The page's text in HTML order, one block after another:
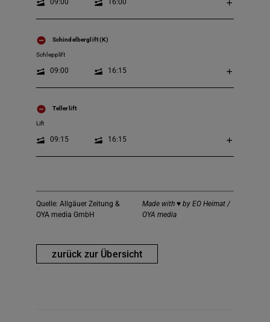
09:00 16:00
Schindelberglift (K)
Schlepplift
09:00 16:15
Tellerlift
Lift
09:15 16:15
Quelle: Allgäuer Zeitung &
OYA media GmbH
Made with ♥ by EO Heimat /
OYA media
zurück zur Übersicht